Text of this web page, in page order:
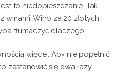
to niedopieszczanie. Tak
winami. Wino za 20 złotych
tłumaczyć dlaczego.
więcej. Aby nie popełnić
zastanowić się dwa razy